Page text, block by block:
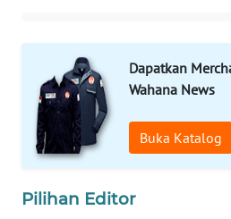
Dapatkan
Wahana News
Buka Katalog
Pilihan Editor
TRAVEL
WAHANA
TV
WAHANANEWS